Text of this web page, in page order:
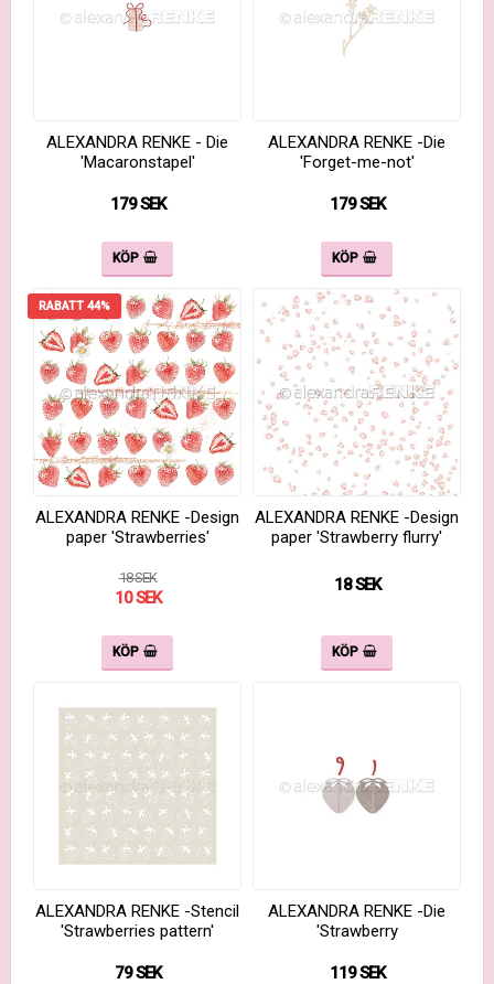
ALEXANDRA RENKE - Die
'Macaronstapel'
179 SEK
KÖP
ALEXANDRA RENKE -Die
'Forget-me-not'
179 SEK
KÖP
RABATT 44%
ALEXANDRA RENKE -Design
paper 'Strawberries'
18 SEK
10 SEK
KÖP
ALEXANDRA RENKE -Design
paper 'Strawberry flurry'
18 SEK
KÖP
ALEXANDRA RENKE -Stencil
'Strawberries pattern'
79 SEK
ALEXANDRA RENKE -Die
'Strawberry
119 SEK